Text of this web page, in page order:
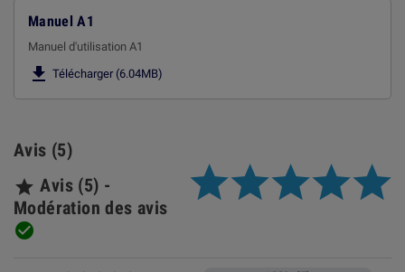
Manuel A1
Manuel d'utilisation A1
 Télécharger (6.04MB)
Avis (5)
 Avis (5) -
Modération des avis
